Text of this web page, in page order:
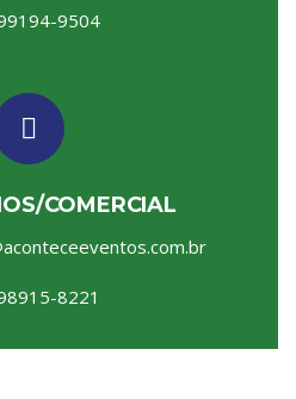
9504
COMERCIAL
8221